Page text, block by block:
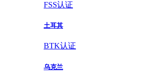
FSS认证
土耳其
BTK认证
乌克兰